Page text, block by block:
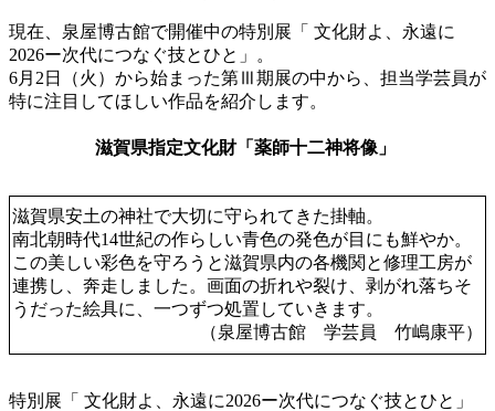
現在、泉屋博古館で開催中の特別展「 文化財よ、永遠に
2026ー次代につなぐ技とひと」。
6月2日（火）から始まった第Ⅲ期展の中から、担当学芸員が
特に注目してほしい作品を紹介します。
滋賀県指定文化財「薬師十二神将像」
滋賀県安土の神社で大切に守られてきた掛軸。
南北朝時代14世紀の作らしい青色の発色が目にも鮮やか。
この美しい彩色を守ろうと滋賀県内の各機関と修理工房が
連携し、奔走しました。画面の折れや裂け、剥がれ落ちそ
うだった絵具に、一つずつ処置していきます。
（泉屋博古館 学芸員 竹嶋康平）
特別展「 文化財よ、永遠に2026ー次代につなぐ技とひと」